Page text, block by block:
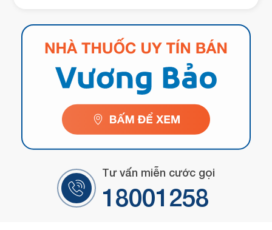
Tư vấn miễn cước gọi
18001258